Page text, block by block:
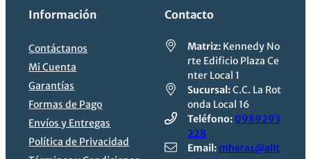
Información
Contáctanos
Mi Cuenta
Garantías
Formas de Pago
Envíos y Entregas
Política de Privacidad
Contacto
Matriz: Kennedy No
rte Edificio Plaza Ce
nter Local 1
Sucursal:C.C. La Rot
onda Local 16
Teléfono: 0989293
228
Email: mheras@allt